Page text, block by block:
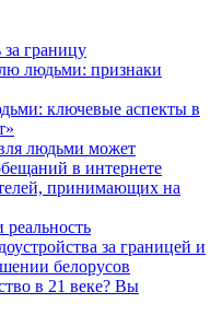
границу
людьми: признаки
ключевые аспекты в
людьми может
в интернете
принимающих на
за границей и
белорусов
в 21 веке? Вы